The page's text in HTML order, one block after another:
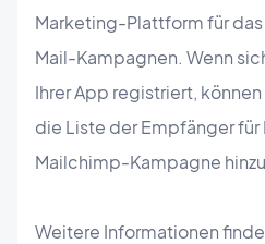
Marketing-Plattform für
Mail-Kampagnen. Wenn
Ihrer App registriert,
die Liste der Empfänger für
Mailchimp-Kampagne
Weitere Informationen